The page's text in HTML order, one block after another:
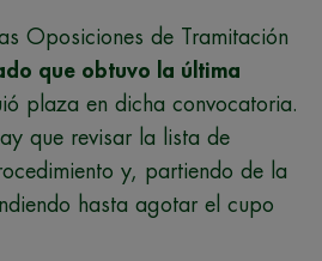
Oposiciones de Tramitación
que obtuvo la última
plaza en dicha convocatoria.
que revisar la lista de
y, partiendo de la
hasta agotar el cupo